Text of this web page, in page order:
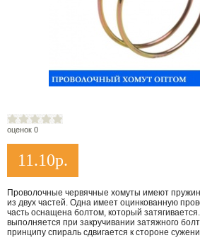
оценок 0
11.10р.
Проволочные червячные хомуты имеют
из двух частей. Одна имеет оцинкованную
часть оснащена болтом, который
выполняется при закручивании затяжного
принципу спираль сдвигается к стороне